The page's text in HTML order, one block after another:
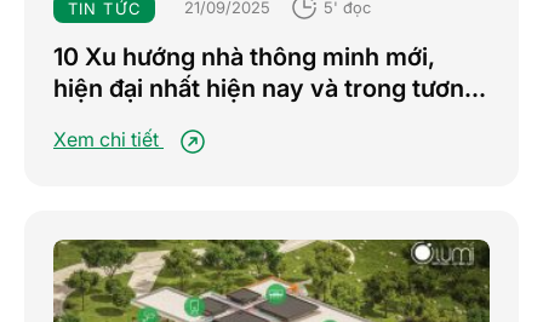
TIN TỨC 21/09/2025 5' đọc
10 Xu hướng nhà thông minh mới,
hiện đại nhất hiện nay và trong tương
Xem chi tiết